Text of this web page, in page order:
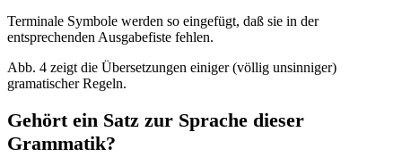
Terminale Symbole werden so eingefügt, daß sie in der
entsprechenden Ausgabefiste fehlen.
Abb. 4 zeigt die Übersetzungen einiger (völlig unsinniger)
gramatischer Regeln.
Gehört ein Satz zur Sprache dieser
Grammatik?